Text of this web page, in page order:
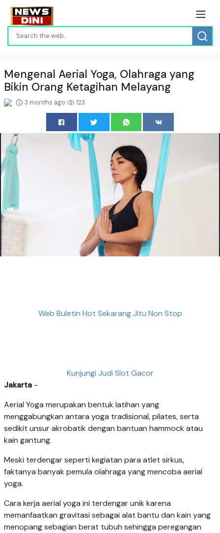
Mengenal Aerial Yoga, Olahraga yang
Bikin Orang Ketagihan Melayang
3 months ago 123
Web Buletin Hot Sekarang Jitu Non Stop
Kunjungi Judi Slot Gacor
Jakarta -
Aerial Yoga merupakan bentuk latihan yang
menggabungkan antara yoga tradisional, pilates, serta
sedikit unsur akrobatik dengan bantuan hammock atau
kain gantung.
Meski terdengar seperti kegiatan para atlet sirkus,
faktanya banyak pemula olahraga yang mencoba aerial
yoga.
Cara kerja aerial yoga ini terdengar unik karena
memanfaatkan gravitasi sebagai alat bantu dan kain yang
menopang sebagian berat tubuh sehingga peregangan